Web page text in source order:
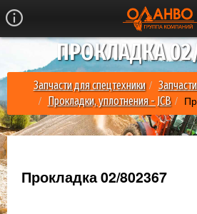
ПРОКЛАДКА
Запчасти для спецтехники
Прокладки, уплотнения - JCB
Прокладка 02/802367